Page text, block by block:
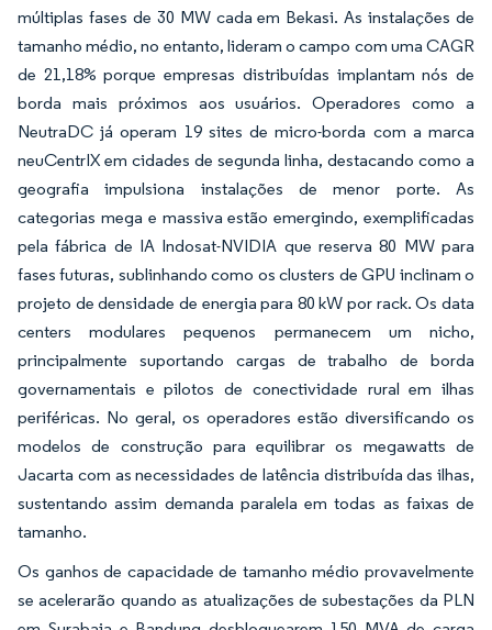
múltiplas fases de 30 MW cada em Bekasi. As instalações de
tamanho médio, no entanto, lideram o campo com uma CAGR
de 21,18% porque empresas distribuídas implantam nós de
borda mais próximos aos usuários. Operadores como a
NeutraDC já operam 19 sites de micro-borda com a marca
neuCentrIX em cidades de segunda linha, destacando como a
geografia impulsiona instalações de menor porte. As
categorias mega e massiva estão emergindo, exemplificadas
pela fábrica de IA Indosat-NVIDIA que reserva 80 MW para
fases futuras, sublinhando como os clusters de GPU inclinam o
projeto de densidade de energia para 80 kW por rack. Os data
centers modulares pequenos permanecem um nicho,
principalmente suportando cargas de trabalho de borda
governamentais e pilotos de conectividade rural em ilhas
periféricas. No geral, os operadores estão diversificando os
modelos de construção para equilibrar os megawatts de
Jacarta com as necessidades de latência distribuída das ilhas,
sustentando assim demanda paralela em todas as faixas de
tamanho.
Os ganhos de capacidade de tamanho médio provavelmente
se acelerarão quando as atualizações de subestações da PLN